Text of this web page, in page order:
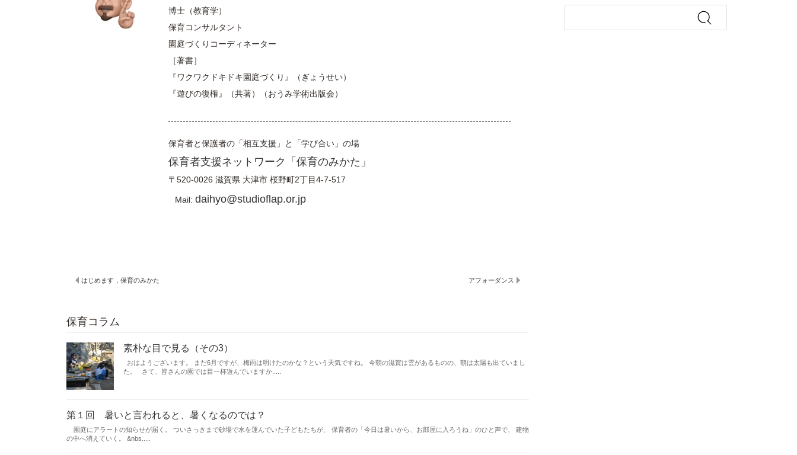
博士（教育学）
保育コンサルタント
園庭づくりコーディネーター
［著書］
『ワクワクドキドキ園庭づくり』（ぎょうせい）
『遊びの復権』（共著）（おうみ学術出版会）
保育者と保護者の「相互支援」と「学び合い」の場
保育者支援ネットワーク「保育のみかた」
〒520-0026 滋賀県 大津市 桜野町2丁目4-7-517
Mail:daihyo@studioflap.or.jp
はじめます，保育のみかた アフォーダンス
保育コラム
素朴な目で見る（その3）
おはようございます。 まだ6月ですが、梅雨は明けたのかな？という天気ですね。 今朝の滋賀は雲があるものの、朝は太陽も出ていまし
た。 さて、皆さんの園では目一杯遊んでいますか.....
第１回 暑いと言われると、暑くなるのでは？
園庭にアラートの知らせが届く。 ついさっきまで砂場で水を運んでいた子どもたちが、 保育者の「今日は暑いから、お部屋に入ろうね」のひと声で、 建物
の中へ消えていく。 &nbs.....